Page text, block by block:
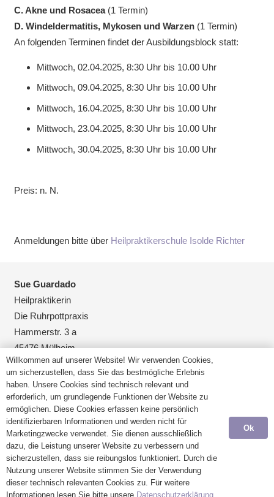
C. Akne und Rosacea (1 Termin)
D. Windeldermatitis, Mykosen und Warzen (1 Termin)
An folgenden Terminen findet der Ausbildungsblock statt:
Mittwoch, 02.04.2025, 8:30 Uhr bis 10.00 Uhr
Mittwoch, 09.04.2025, 8:30 Uhr bis 10.00 Uhr
Mittwoch, 16.04.2025, 8:30 Uhr bis 10.00 Uhr
Mittwoch, 23.04.2025, 8:30 Uhr bis 10.00 Uhr
Mittwoch, 30.04.2025, 8:30 Uhr bis 10.00 Uhr
Preis: n. N.
Anmeldungen bitte über Heilpraktikerschule Isolde Richter
Sue Guardado
Heilpraktikerin
Die Ruhrpottpraxis
Hammerstr. 3 a
45476 Mülheim
0208-3899300
0208-3019951
mail@ruhrpottpraxis.de
Impressum
Datenschutzerklärung
Willkommen auf unserer Website! Wir verwenden Cookies,
um sicherzustellen, dass Sie das bestmögliche Erlebnis
haben. Unsere Cookies sind technisch relevant und
erforderlich, um grundlegende Funktionen der Website zu
ermöglichen. Diese Cookies erfassen keine persönlich
identifizierbaren Informationen und werden nicht für
Marketingzwecke verwendet. Sie dienen ausschließlich
dazu, die Leistung unserer Website zu verbessern und
sicherzustellen, dass sie reibungslos funktioniert. Durch die
Nutzung unserer Website stimmen Sie der Verwendung
dieser technisch relevanten Cookies zu. Für weitere
Informationen lesen Sie bitte unsere Datenschutzerklärung
Ok